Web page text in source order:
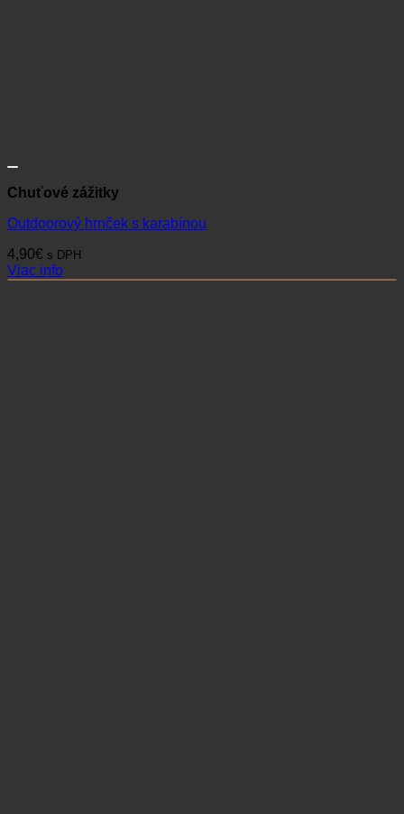
Chuťové zážitky
Outdoorový hrnček s karabínou
4,90€ s DPH
Viac info